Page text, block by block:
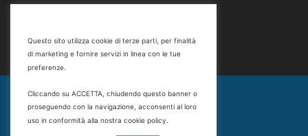
Email
marketing@battipaglia1929.it
carminegaldi@virgilio.it
Questo sito utilizza cookie di terze parti, per finalità
di marketing e fornire servizi in linea con le tue
preferenze.
Cliccando su ACCETTA, chiudendo questo banner o
proseguendo con la navigazione, acconsenti al loro
uso in conformità alla nostra cookie policy.